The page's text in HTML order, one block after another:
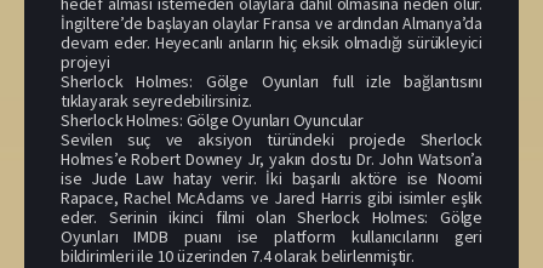
İngiltere’de başlayan olaylar Fransa ve ardından Almanya’da
devam eder. Heyecanlı anların hiç eksik olmadığı sürükleyici
projeyi
Sherlock Holmes: Gölge Oyunları full izle bağlantısını
tıklayarak seyredebilirsiniz.
Sherlock Holmes: Gölge Oyunları Oyuncular
Sevilen suç ve aksiyon türündeki projede Sherlock
Holmes’e Robert Downey Jr, yakın dostu Dr. John Watson’a
ise Jude Law hatay verir. İki başarılı aktöre ise Noomi
Rapace, Rachel McAdams ve Jared Harris gibi isimler eşlik
eder. Serinin ikinci filmi olan Sherlock Holmes: Gölge
Oyunları IMDB puanı ise platform kullanıcılarını geri
bildirimleri ile 10 üzerinden 7.4 olarak belirlenmiştir.